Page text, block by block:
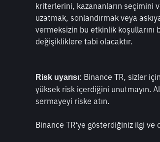
kriterlerini, kazananların seçimini
uzatmak, sonlandırmak veya
vermeksizin bu etkinlik koşullarını
değişikliklere tabi olacaktır.
Risk uyarısı: Binance TR, sizler
yüksek risk içerdiğini unutmayın.
sermayeyi riske atın.
Binance TR‘ye gösterdiğiniz ilgi